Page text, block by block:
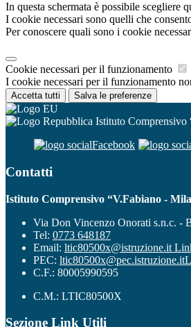
In questa schermata è possibile scegliere
I cookie necessari sono quelli che
Per conoscere quali sono i cookie
Cookie necessari per il funzionamento
I cookie necessari per il funzionamento
Accetta tutti Salva le preferenze
Istituto Comprensivo
Facebook
Contatti
Istituto Comprensivo “V.Fabiano -
Via Don Vincenzo Onorati s.n.c. -
Tel: 0773 648187
Email: ltic80500x@istruzione.it
PEC: ltic80500x@pec.istruzione.it
C.F.: 80005990595
C.M.: LTIC80500X
Sezione Link Utili